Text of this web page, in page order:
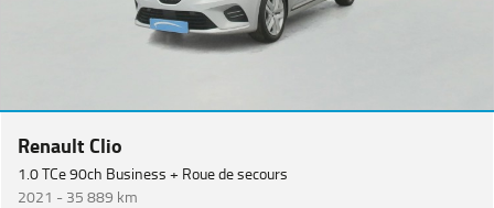
Renault Clio
1.0 TCe 90ch Business + Roue de secours
2021 -35 889 km